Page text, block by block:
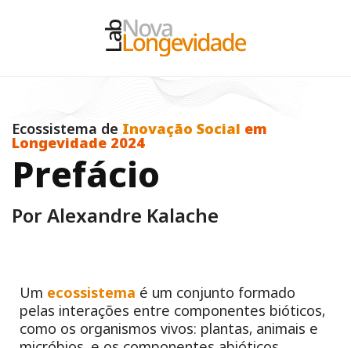
Ecossistema de Inovação Social em
Longevidade 2024
Prefácio
Por Alexandre Kalache
Um ecossistema é um conjunto formado
pelas interações entre componentes bióticos,
como os organismos vivos: plantas, animais e